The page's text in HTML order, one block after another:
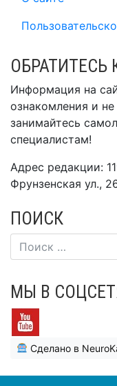
Информация на
ознакомления и
занимайтесь
специалистам!
Адрес редакции:
Фрунзенская ул.,
ПОИСК
МЫ В
Сделано в